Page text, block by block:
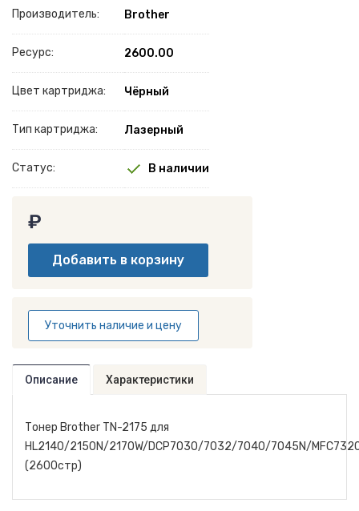
Производитель: Brother
Ресурс: 2600.00
Цвет картриджа: Чёрный
Тип картриджа: Лазерный
Статус: В наличии
₽
Уточнить наличие и цену
Описание Характеристики
Тонер Brother TN-2175 для
HL2140/2150N/2170W/DCP7030/7032/7040/7045N/
(2600стр)